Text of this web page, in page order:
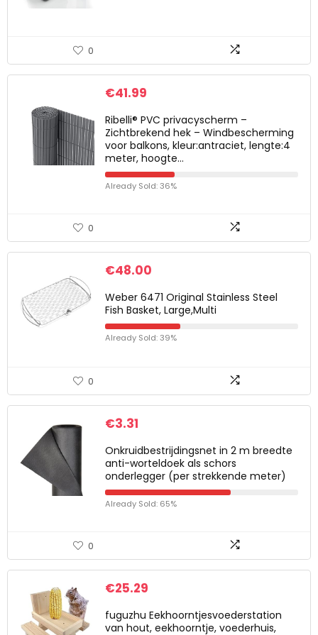
0
€41.99
Ribelli® PVC privacyscherm –
Zichtbrekend hek – Windbescherming
voor balkons, kleur:antraciet, lengte:4
meter, hoogte…
Already Sold: 36%
0
€48.00
Weber 6471 Original Stainless Steel
Fish Basket, Large,Multi
Already Sold: 39%
0
€3.31
Onkruidbestrijdingsnet in 2 m breedte
anti-worteldoek als schors
onderlegger (per strekkende meter)
Already Sold: 65%
0
€25.29
fuguzhu Eekhoorntjesvoederstation
van hout, eekhoorntje, voederhuis,